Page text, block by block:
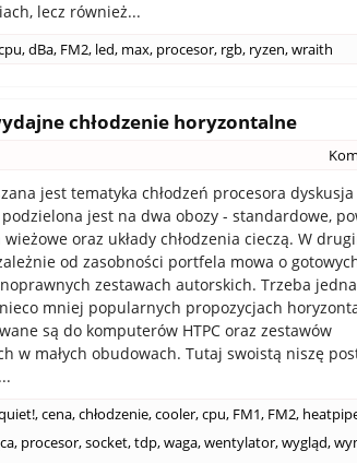
lecz również...
,dBa, FM2, led, max, procesor, rgb, ryzen,wraith
chłodzenie horyzontalne
jest tematyka chłodzeń procesora dyskusja
jest na dwa obozy - standardowe,
oraz układy chłodzenia cieczą. W
od zasobności portfela mowa o
zestawach autorskich. Trzeba
mniej popularnych propozycjach
są do komputerów HTPC oraz zestawów
w małych obudowach. Tutaj swoistą niszę
,cena,chłodzenie,cooler,cpu, FM1, FM2,
, procesor,socket,tdp,waga,wentylator,wygląd,